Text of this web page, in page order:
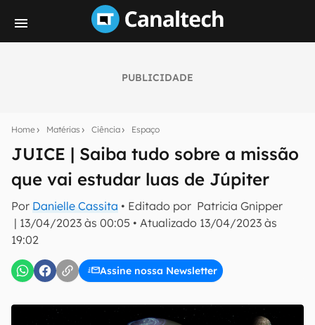
PUBLICIDADE
Home Matérias Ciência Espaço
JUICE | Saiba tudo sobre a missão
que vai estudar luas de Júpiter
Por Danielle Cassita • Editado por Patricia Gnipper
| 13/04/2023 às 00:05 • Atualizado 13/04/2023 às
19:02
Assine nossa Newsletter
notícias e reviews sobre tecnologia em primeira
mão.
E-mail
Confirmo que li, aceito e concordo com os